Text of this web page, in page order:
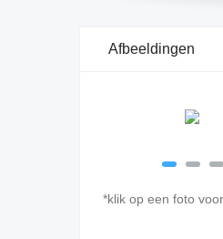
Afbeeldingen
*klik op een foto